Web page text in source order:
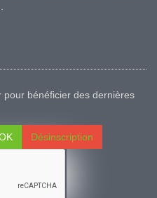
pour bénéficier des dernières
Désinscription